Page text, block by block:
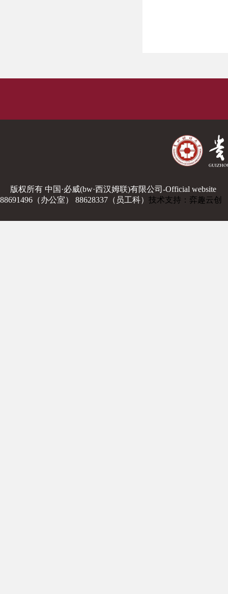
版权所有 中国·必威(bw·西汉姆联)有限公司-Official website
88691496（办公室） 88628337（员工科） 技术支持：弈趣云创